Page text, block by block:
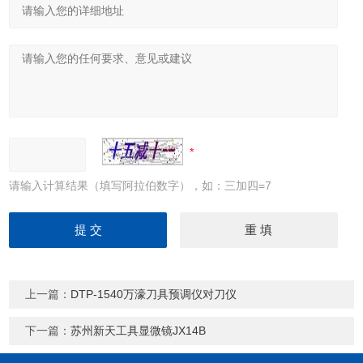
请输入计算结果（填写阿拉伯数字），如：三加四=7
上一篇： DTP-1540万濠刀具预调仪对刀仪
下一篇：苏州新天工具显微镜JX14B